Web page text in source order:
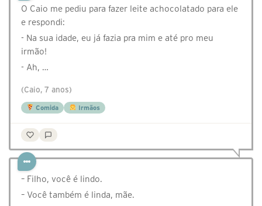
O Caio me pediu para fazer leite achocolatado para ele
e respondi:
- Na sua idade, eu já fazia pra mim e até pro meu
irmão!
- Ah, …
(Caio, 7 anos)
Comida Irmãos
⁣– Filho, você é lindo.
– Você também é linda, mãe.